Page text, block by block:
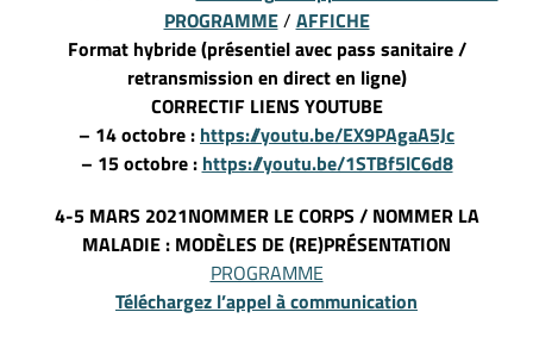
PROGRAMME/ AFFICHE
Format hybride (présentiel avec pass sanitaire /
retransmission en direct en ligne)
CORRECTIF LIENS YOUTUBE
– 14 octobre : https://youtu.be/EX9PAgaA5Jc
– 15 octobre : https://youtu.be/1STBf5lC6d8
4-5 MARS 2021NOMMER LE CORPS / NOMMER LA
MALADIE : MODÈLES DE (RE)PRÉSENTATION
PROGRAMME
Téléchargez l’appel à communication